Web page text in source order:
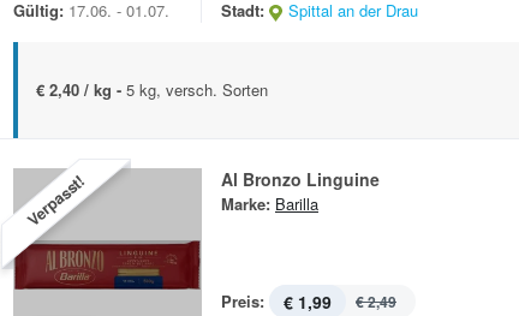
Gültig: 17.06. - 01.07.
Stadt:
Spittal an der Drau
€ 2,40 / kg - 5 kg, versch. Sorten
Verpasst! Al Bronzo Linguine
Marke: Barilla
Preis: € 1,99 € 2,49